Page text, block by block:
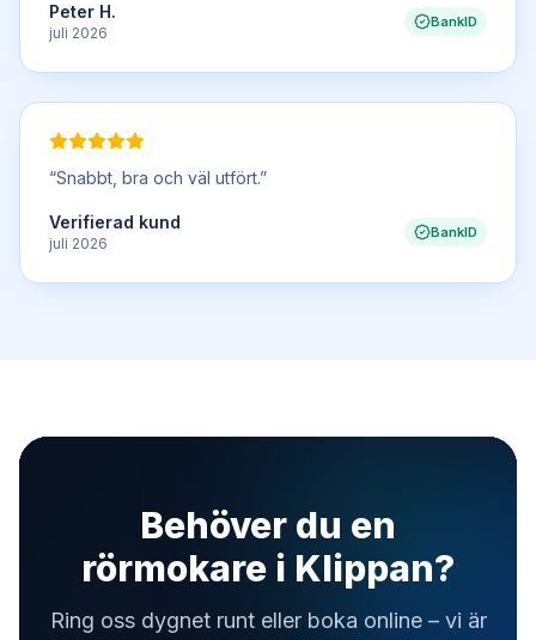
Peter H.
juli 2026
BankID
“Snabbt, bra och väl utfört.”
Verifierad kund
juli 2026
BankID
Behöver du en
rörmokare i Klippan?
Ring oss dygnet runt eller boka online – vi är